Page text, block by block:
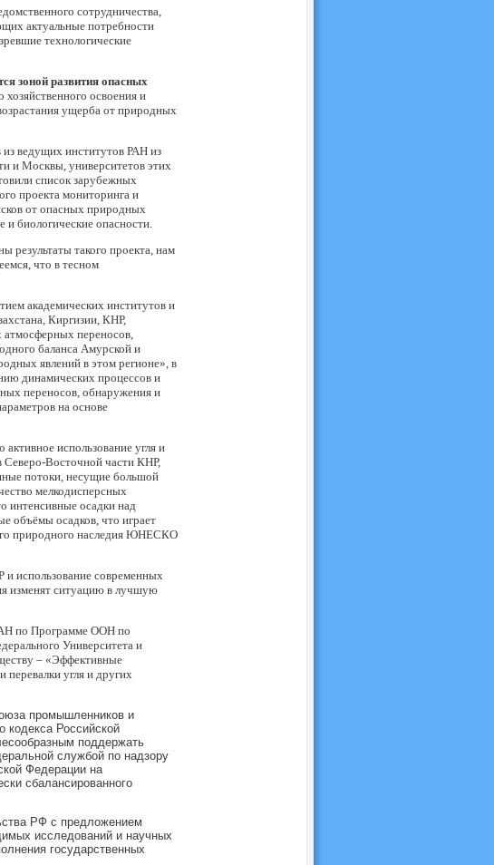
сотрудничества,
актуальные потребности
технологические
зоной развития опасных
освоения и
ущерба от природных
ведущих институтов РАН из
и Москвы, университетов этих
список зарубежных
проекта мониторинга и
от опасных природных
и биологические опасности.
такого проекта, нам
что в тесном
академических институтов и
Киргизии, КНР,
переносов,
баланса Амурской и
явлений в этом регионе», в
динамических процессов и
переносов, обнаружения и
на основе
использование угля и
Северо-Восточной части КНР,
потоки, несущие большой
мелкодисперсных
интенсивные осадки над
объёмы осадков, что играет
природного наследия ЮНЕСКО
и использование современных
изменят ситуацию в лучшую
по Программе ООН по
Университета и
– «Эффективные
угля и других
промышленников и
кодекса Российской
поддержать
службой по надзору
Федерации на
сбалансированного
РФ с предложением
исследований и научных
государственных